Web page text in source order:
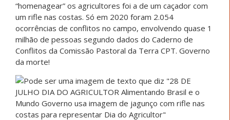
“homenagear” os agricultores foi a de um caçador com
um rifle nas costas. Só em 2020 foram 2.054
ocorrências de conflitos no campo, envolvendo quase 1
milhão de pessoas segundo dados do Caderno de
Conflitos da Comissão Pastoral da Terra CPT. Governo
da morte!